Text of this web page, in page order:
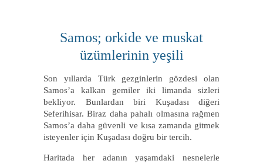
Samos; orkide ve muskat
üzümlerinin yeşili
Son yıllarda Türk gezginlerin gözdesi olan
Samos’a kalkan gemiler iki limanda sizleri
bekliyor. Bunlardan biri Kuşadası diğeri
Seferihisar. Biraz daha pahalı olmasına rağmen
Samos’a daha güvenli ve kısa zamanda gitmek
isteyenler için Kuşadası doğru bir tercih.
Haritada her adanın yaşamdaki nesnelerle